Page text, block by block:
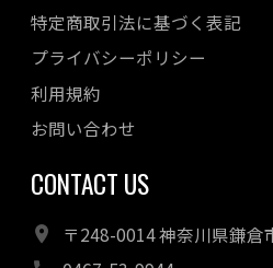
特定商取引法に基づく表記
プライバシーポリシー
利用規約
お問い合わせ
CONTACT US
〒248-0014 神奈川県鎌倉